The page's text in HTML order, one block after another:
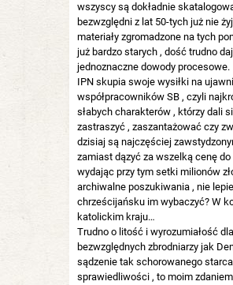
wszyscy są dokładnie
bezwzględni z lat 50-tych już nie
materiały zgromadzone na tych
już bardzo starych , dość trudno
jednoznaczne dowody procesowe.
IPN skupia swoje wysiłki na
współpracowników SB , czyli
słabych charakterów , którzy dali
zastraszyć , zaszantażować czy
dzisiaj są najczęściej
zamiast dązyć za wszelką cenę
wydając przy tym setki milionów
archiwalne poszukiwania , nie
chrześcijańsku im wybaczyć? W
katolickim kraju…
Trudno o litość i wyrozumiałość
bezwzględnych zbrodniarzy jak
sądzenie tak schorowanego
sprawiedliwości , to moim